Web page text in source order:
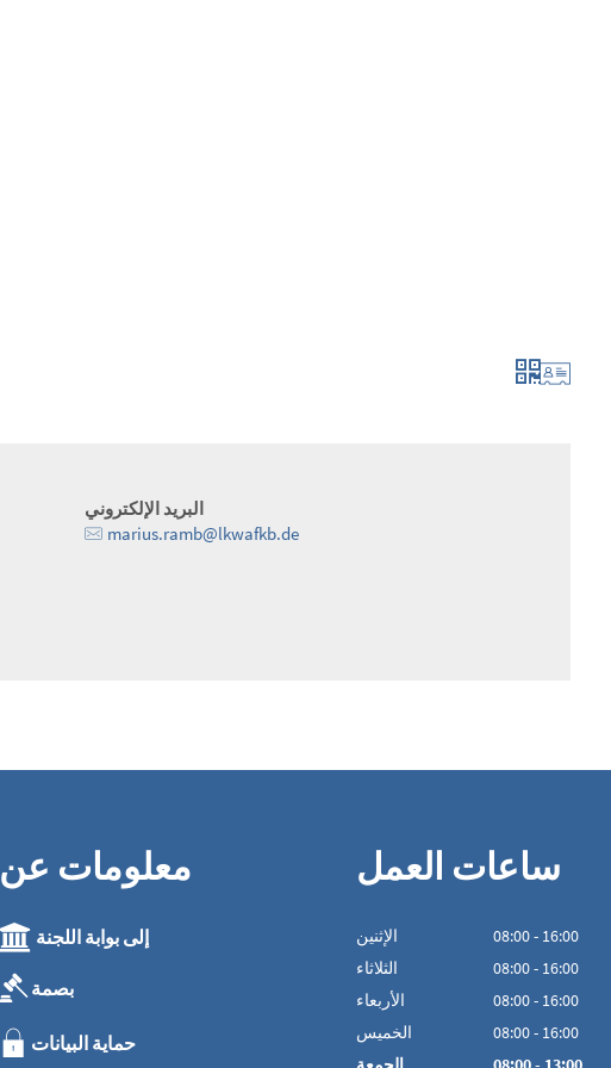
البريد الإلكتروني
marius.ramb@lkwafkb.de
معلومات عن
إلى بوابة اللجنة
بصمة
حماية البيانات
ساعات العمل
الإثنين 08:00- 16:00
الثلاثاء 08:00- 16:00
الأربعاء 08:00- 16:00
الخميس 08:00- 16:00